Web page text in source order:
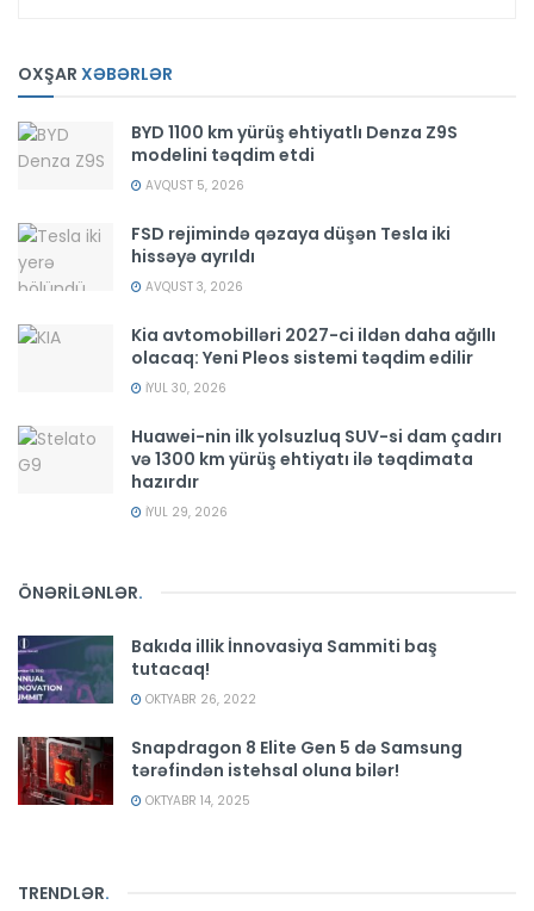
OXŞAR XƏBƏRLƏR
BYD 1100 km yürüş ehtiyatlı Denza Z9S
modelini təqdim etdi
AVQUST 5, 2026
FSD rejimində qəzaya düşən Tesla iki
hissəyə ayrıldı
AVQUST 3, 2026
Kia avtomobilləri 2027-ci ildən daha ağıllı
olacaq: Yeni Pleos sistemi təqdim edilir
İYUL 30, 2026
Huawei-nin ilk yolsuzluq SUV-si dam çadırı
və 1300 km yürüş ehtiyatı ilə təqdimata
hazırdır
İYUL 29, 2026
ÖNƏRİLƏNLƏR.
Bakıda illik İnnovasiya Sammiti baş
tutacaq!
OKTYABR 26, 2022
Snapdragon 8 Elite Gen 5 də Samsung
tərəfindən istehsal oluna bilər!
OKTYABR 14, 2025
TRENDLƏR.